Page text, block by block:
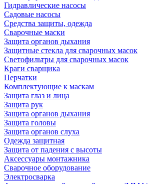
Гидравлические насосы
Садовые насосы
Средства защиты, одежда
Сварочные маски
Защита органов дыхания
Защитные стекла для сварочных масок
Светофильтры для сварочных масок
Краги сварщика
Перчатки
Комплектующие к маскам
Защита глаз и лица
Защита рук
Защита органов дыхания
Защита головы
Защита органов слуха
Одежда защитная
Защита от падения с высоты
Аксессуары монтажника
Сварочное оборудование
Электросварка